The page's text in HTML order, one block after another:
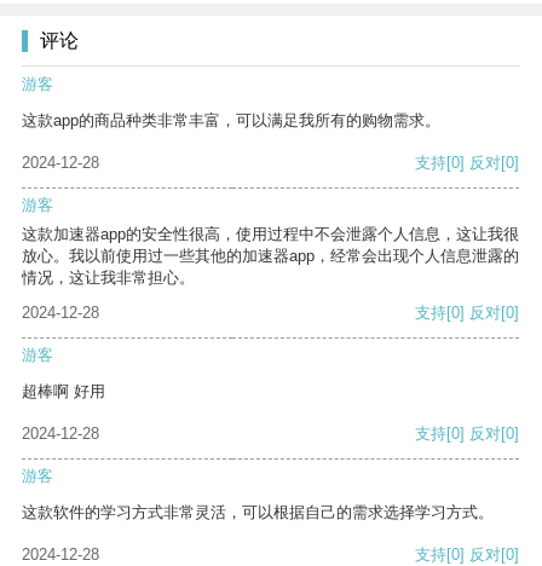
评论
游客
这款app的商品种类非常丰富，可以满足我所有的购物需求。
2024-12-28 支持[0] 反对[0]
游客
这款加速器app的安全性很高，使用过程中不会泄露个人信息，这让我很
放心。我以前使用过一些其他的加速器app，经常会出现个人信息泄露的
情况，这让我非常担心。
2024-12-28
支持[0] 反对[0]
游客
超棒啊 好用
2024-12-28 支持[0] 反对[0]
游客
这款软件的学习方式非常灵活，可以根据自己的需求选择学习方式。
2024-12-28 支持[0] 反对[0]